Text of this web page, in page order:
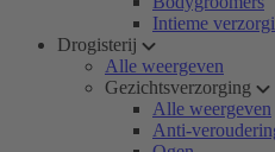
Intieme
Drogisterij
Alle weergeven
Gezichtsverzorging
Alle weergeven
Anti-